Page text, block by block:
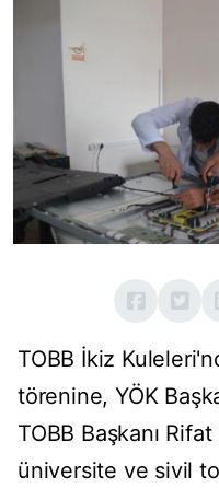
TOBB İkiz
törenine, YÖK
TOBB Başkanı
üniversite ve sivil